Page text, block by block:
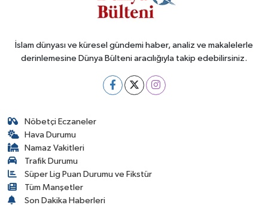
İslam dünyası ve küresel gündemi haber, analiz ve makalelerle
derinlemesine Dünya Bülteni aracılığıyla takip edebilirsiniz.
Nöbetçi Eczaneler
Hava Durumu
Namaz Vakitleri
Trafik Durumu
Süper Lig Puan Durumu ve Fikstür
Tüm Manşetler
Son Dakika Haberleri